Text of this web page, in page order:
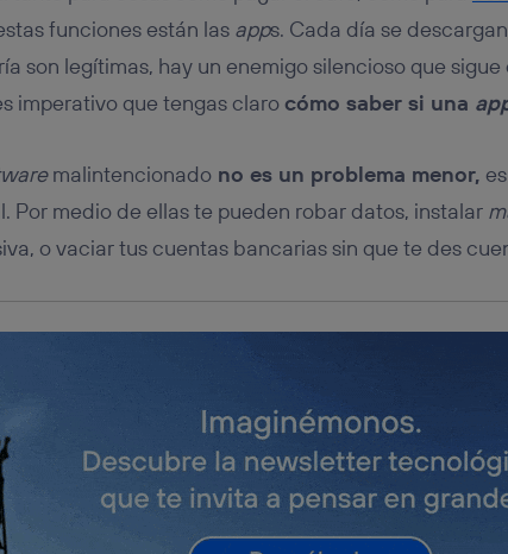
funciones están las apps. Cada día se
son legítimas, hay un enemigo silencioso que
imperativo que tengas clarocómo saber si una
malintencionadono es un problema menor,
Por medio de ellas te pueden robar datos, instalar
o vaciar tus cuentas bancarias sin que te des
su dispositivo y consienta el uso de la tecnología recibirá el
utilizas unaconexión de banda ancha(p. ej., Wi-Fi), el
en función de las actividades de navegación de los
en la navegación del usuario del móvil.
gestionar los consentimientos Utiq seleccionando
de esta página web o visitando el
portal de privacidad de
más información, consulta la política de privacidad de Utiq.